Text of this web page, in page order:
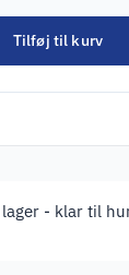
Tilføj til kurv
- klar til